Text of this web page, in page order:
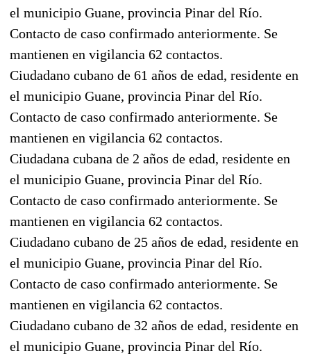
el municipio Guane, provincia Pinar del Río.
Contacto de caso confirmado anteriormente. Se
mantienen en vigilancia 62 contactos.
Ciudadano cubano de 61 años de edad, residente en
el municipio Guane, provincia Pinar del Río.
Contacto de caso confirmado anteriormente. Se
mantienen en vigilancia 62 contactos.
Ciudadana cubana de 2 años de edad, residente en
el municipio Guane, provincia Pinar del Río.
Contacto de caso confirmado anteriormente. Se
mantienen en vigilancia 62 contactos.
Ciudadano cubano de 25 años de edad, residente en
el municipio Guane, provincia Pinar del Río.
Contacto de caso confirmado anteriormente. Se
mantienen en vigilancia 62 contactos.
Ciudadano cubano de 32 años de edad, residente en
el municipio Guane, provincia Pinar del Río.